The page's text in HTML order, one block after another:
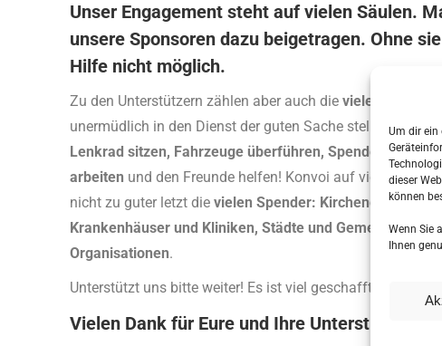
Um dir ein
dieser
können
Wenn Sie
Ihnen
Unser Engagement steht auf vielen Säulen.
unsere Sponsoren dazu beigetragen. Ohne
Hilfe nicht möglich.
Zu den Unterstützern zählen aber auch die vielen
unermüdlich in den Dienst der guten Sache stellen: Die
Lenkrad sitzen, Fahrzeuge überführen, Spenden
arbeiten und den Freunde helfen! Konvoi auf vielerlei
nicht zu guter letzt die vielen Spender:
Krankenhäuser und Kliniken, Städte und Gemeinden,
Organisationen.
Unterstützt uns bitte weiter! Es ist viel geschafft, und vieles
Vielen Dank für Eure und Ihre Unterstützung!